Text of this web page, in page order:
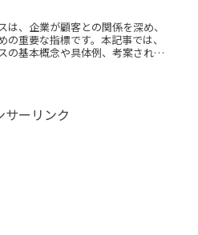
、企業が顧客との関係を深め、
重要な指標です。本記事では、
の基本概念や具体例、考案された
サーリンク